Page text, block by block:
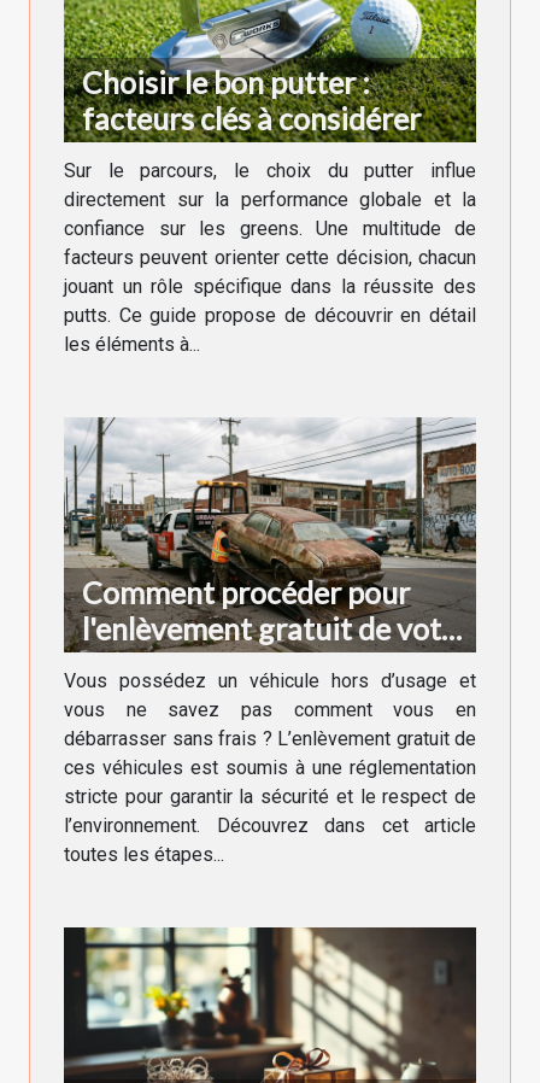
Choisir le bon putter :
facteurs clés à considérer
Sur le parcours, le choix du putter influe
directement sur la performance globale et la
confiance sur les greens. Une multitude de
facteurs peuvent orienter cette décision, chacun
jouant un rôle spécifique dans la réussite des
putts. Ce guide propose de découvrir en détail
les éléments à...
Comment procéder pour
l'enlèvement gratuit de votre
véhicule hors d'usage ?
Vous possédez un véhicule hors d’usage et
vous ne savez pas comment vous en
débarrasser sans frais ? L’enlèvement gratuit de
ces véhicules est soumis à une réglementation
stricte pour garantir la sécurité et le respect de
l’environnement. Découvrez dans cet article
toutes les étapes...